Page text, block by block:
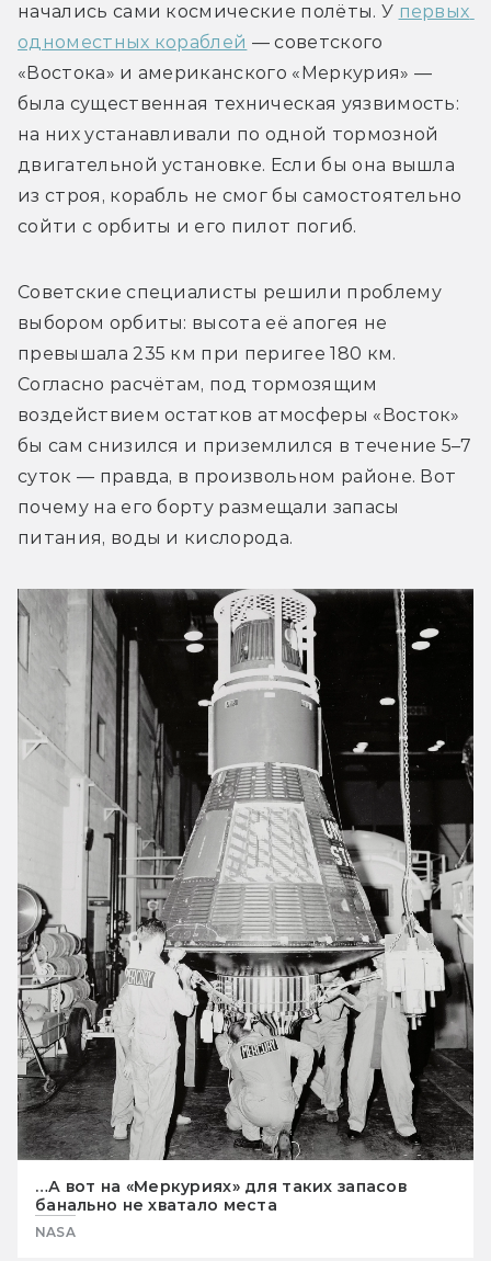
начались сами космические полёты. У первых
одноместных кораблей — советского
«Востока» и американского «Меркурия» —
была существенная техническая уязвимость:
на них устанавливали по одной тормозной
двигательной установке. Если бы она вышла
из строя, корабль не смог бы самостоятельно
сойти с орбиты и его пилот погиб.
Советские специалисты решили проблему
выбором орбиты: высота её апогея не
превышала 235 км при перигее 180 км.
Согласно расчётам, под тормозящим
воздействием остатков атмосферы «Восток»
бы сам снизился и приземлился в течение 5–7
суток — правда, в произвольном районе. Вот
почему на его борту размещали запасы
питания, воды и кислорода.
…А вот на «Меркуриях» для таких запасов
банально не хватало места
NASA